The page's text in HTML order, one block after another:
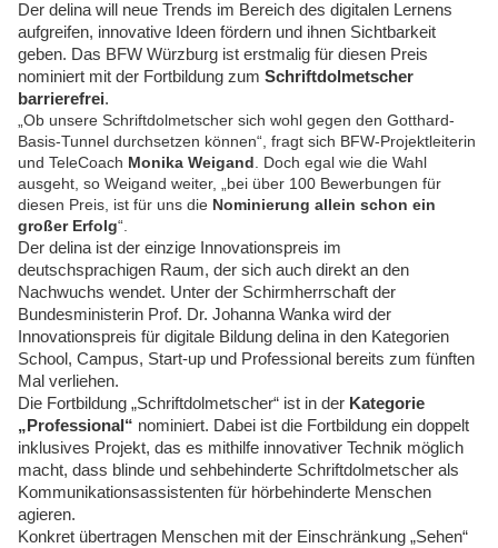
Der delina will neue Trends im Bereich des digitalen Lernens
aufgreifen, innovative Ideen fördern und ihnen Sichtbarkeit
geben. Das BFW Würzburg ist erstmalig für diesen Preis
nominiert mit der Fortbildung zum Schriftdolmetscher
barrierefrei.
„Ob unsere Schriftdolmetscher sich wohl gegen den Gotthard-
Basis-Tunnel durchsetzen können“, fragt sich BFW-Projektleiterin
und TeleCoach Monika Weigand . Doch egal wie die Wahl
ausgeht, so Weigand weiter, „bei über 100 Bewerbungen für
diesen Preis, ist für uns die Nominierung allein schon ein
großer Erfolg“.
Der delina ist der einzige Innovationspreis im
deutschsprachigen Raum, der sich auch direkt an den
Nachwuchs wendet. Unter der Schirmherrschaft der
Bundesministerin Prof. Dr. Johanna Wanka wird der
Innovationspreis für digitale Bildung delina in den Kategorien
School, Campus, Start-up und Professional bereits zum fünften
Mal verliehen.
Die Fortbildung „Schriftdolmetscher“ ist in der Kategorie
„Professional“ nominiert. Dabei ist die Fortbildung ein doppelt
inklusives Projekt, das es mithilfe innovativer Technik möglich
macht, dass blinde und sehbehinderte Schriftdolmetscher als
Kommunikationsassistenten für hörbehinderte Menschen
agieren.
Konkret übertragen Menschen mit der Einschränkung „Sehen“